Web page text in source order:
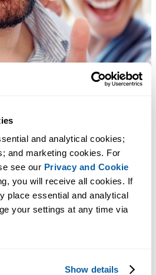
and analytical cookies;
and marketing cookies. For
see our Privacy and Cookie
you will receive all cookies. If
place essential and analytical
your settings at any time via
Show details